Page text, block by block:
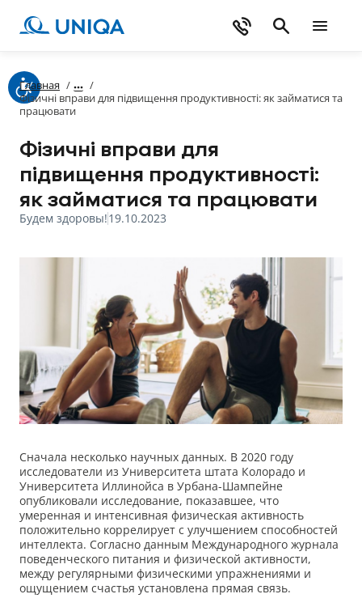
Главная /
/
Фізичні вправи для підвищення продуктивності: як займатися та
працювати
Фізичні вправи для
підвищення продуктивності:
як займатися та працювати
Будем здоровы!19.10.2023
Сначала несколько научных данных. В 2020 году
исследователи из Университета штата Колорадо и
Университета Иллинойса в Урбана-Шампейне
опубликовали исследование, показавшее, что
умеренная и интенсивная физическая активность
положительно коррелирует с улучшением способностей
интеллекта. Согласно данным Международного журнала
поведенческого питания и физической активности,
между регулярными физическими упражнениями и
ощущением счастья установлена прямая связь.